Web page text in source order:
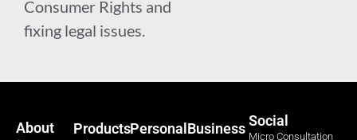
Consumer Rights and
fixing legal issues.
About ProductsPersonal BusinessSocial
Micro Consultation